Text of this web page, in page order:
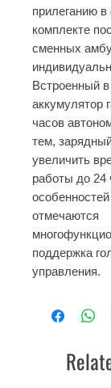
прилеганию
комплекте
сменных
Встроенный
аккумулятор
часов
тем,
увеличить
работы до 24
отмечаются
поддержка
управления.